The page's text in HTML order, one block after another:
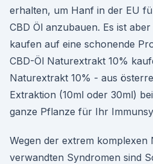
erhalten, um Hanf in der EU
CBD Öl anzubauen. Es ist
kaufen auf eine schonende
CBD-Öl Naturextrakt 10%
Naturextrakt 10% - aus
Extraktion (10ml oder 30ml)
ganze Pflanze für Ihr
Wegen der extrem
verwandten Syndromen sind